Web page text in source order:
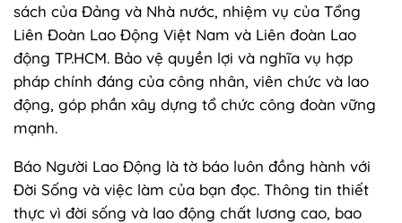
sách của Đảng và Nhà nước, nhiệm vụ của Tổng
Liên Đoàn Lao Động Việt Nam và Liên đoàn Lao
động TP.HCM. Bảo vệ quyền lợi và nghĩa vụ hợp
pháp chính đáng của công nhân, viên chức và lao
động, góp phần xây dựng tổ chức công đoàn vững
mạnh.
Báo Người Lao Động là tờ báo luôn đồng hành với
Đời Sống và việc làm của bạn đọc. Thông tin thiết
thực vì đời sống và lao động chất lương cao, bao